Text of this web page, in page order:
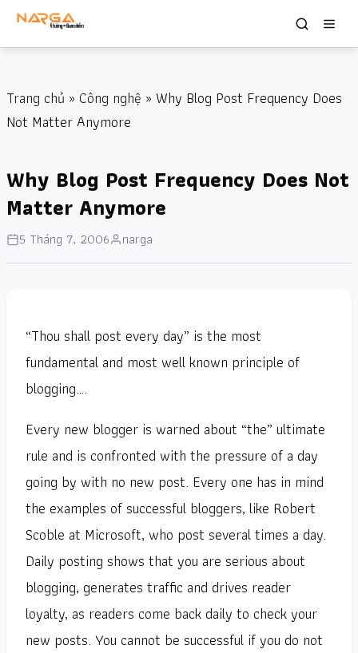
Trang chủ » Công nghệ » Why Blog Post Frequency Does
Not Matter Anymore
Why Blog Post Frequency Does Not
Matter Anymore
5 Tháng 7, 2006 narga
“Thou shall post every day” is the most
fundamental and most well known principle of
blogging….
Every new blogger is warned about “the” ultimate
rule and is confronted with the pressure of a day
going by with no new post. Every one has in mind
the examples of successful bloggers, like Robert
Scoble at Microsoft, who post several times a day.
Daily posting shows that you are serious about
blogging, generates traffic and drives reader
loyalty, as readers come back daily to check your
new posts. You cannot be successful if you do not